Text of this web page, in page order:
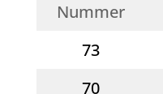
Nummer
73
70